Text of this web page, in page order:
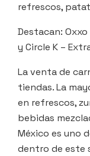
refrescos,
Destacan:
y Circle K –
La venta de
tiendas. La
en refrescos,
bebidas
México es uno
dentro de este